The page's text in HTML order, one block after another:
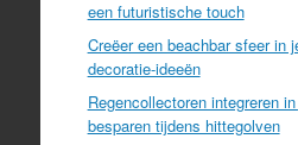
een futuristische touch
Creëer een beachbar sfeer in
decoratie-ideeën
Regencollectoren integreren
besparen tijdens hittegolven